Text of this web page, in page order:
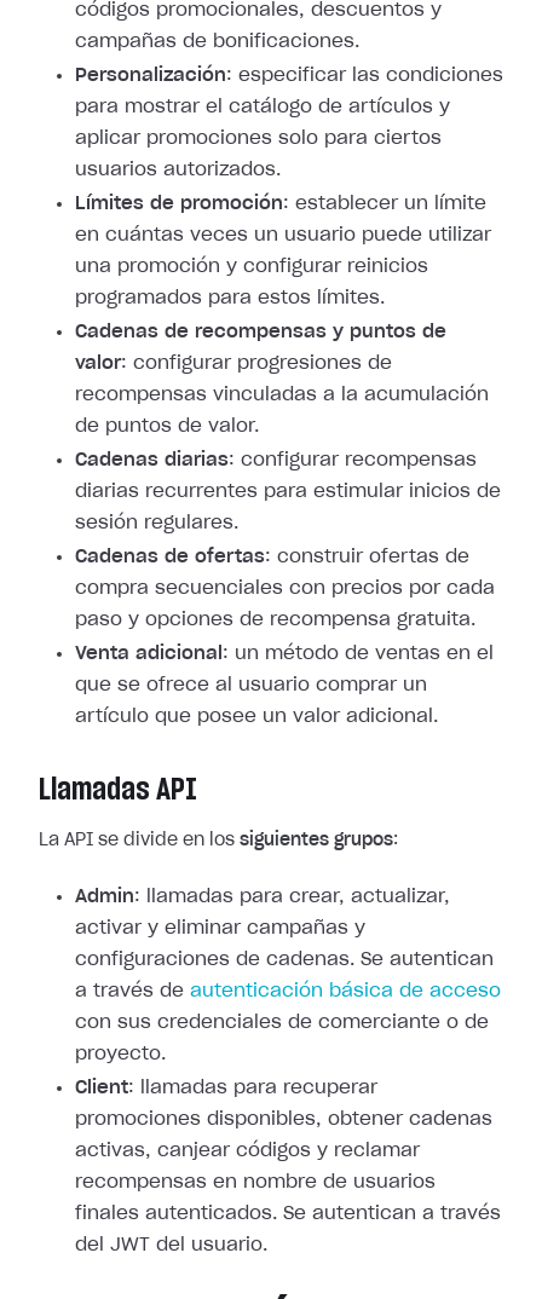
códigos promocionales, descuentos y
campañas de bonificaciones.
Personalización: especificar las condiciones
para mostrar el catálogo de artículos y
aplicar promociones solo para ciertos
usuarios autorizados.
Límites de promoción: establecer un límite
en cuántas veces un usuario puede utilizar
una promoción y configurar reinicios
programados para estos límites.
Cadenas de recompensas y puntos de
valor: configurar progresiones de
recompensas vinculadas a la acumulación
de puntos de valor.
Cadenas diarias: configurar recompensas
diarias recurrentes para estimular inicios de
sesión regulares.
Cadenas de ofertas: construir ofertas de
compra secuenciales con precios por cada
paso y opciones de recompensa gratuita.
Venta adicional : un método de ventas en el
que se ofrece al usuario comprar un
artículo que posee un valor adicional.
Llamadas API
La API se divide en los siguientes grupos:
Admin: llamadas para crear, actualizar,
activar y eliminar campañas y
configuraciones de cadenas. Se autentican
a través de autenticación básica de acceso
con sus credenciales de comerciante o de
proyecto.
Client: llamadas para recuperar
promociones disponibles, obtener cadenas
activas, canjear códigos y reclamar
recompensas en nombre de usuarios
finales autenticados. Se autentican a través
del JWT del usuario.